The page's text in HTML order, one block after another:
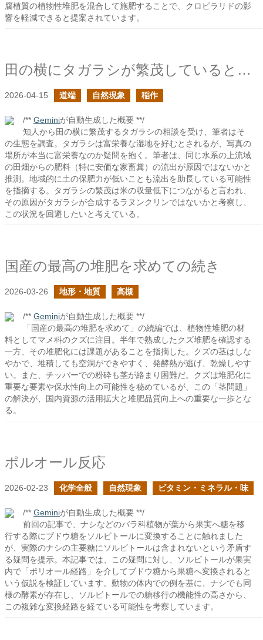
腐植質の植物性堆肥を混合して施肥することで、クロピラリドの影
響を軽減できると提案されています。
田の横にタガラシが繁茂していると困るよね
2026-04-15 道端 自然現象 稲作
/** Geminiが自動生成した概要 **/
知人から田の横に繁茂するタガラシの相談を受け、筆者はそ
の生態を調査。タガラシは富栄養な湿地を好むとされるが、写真の
場所が本当に富栄養なのか疑問を抱く。筆者は、同じ水系の上流域
の田畑からの肥料（特に安価な家畜糞）の流出が原因ではないかと
推測。地域的に土の保肥力が低いことも流出を助長している可能性
を指摘する。タガラシの繁茂は米の収量低下につながると言われ、
その原因がタガラシが合成するラヌンクリンではないかと考察し、
この状況を回避したいと考えている。
国産の最高の堆肥を求めての続き
2026-03-26 地形・地質 高槻
/** Geminiが自動生成した概要 **/
「国産の最高の堆肥を求めて」の続編では、植物性堆肥の材
料としてマメ科のクズに注目。半年で熟成したクズ堆肥を確認する
一方、その堆肥化には課題があることを指摘した。クズの茎はしな
やかで、堆積しても空洞ができやすく、発酵熱が逃げ、乾燥しやす
い。また、チッパーでの粉砕も茎が絡まり困難だ。クズは堆肥化に
重要な要素や保水性向上の可能性を秘めているが、この「茎問題」
の解決が、国内資源の活用拡大と堆肥品質向上への重要な一歩とな
る。
ポルオール反応
2026-02-23 化学全般 自然現象 ビタミン・ミネラル・味
/** Geminiが自動生成した概要 **/
前回の記事で、ナシなどのバラ科植物が葉から果実へ糖を移
行する際にブドウ糖をソルビトールに変換することに触れました
が、実際のナシの主要糖にソルビトールは含まれないという矛盾す
る疑問を提示。本記事では、この疑問に対し、ソルビトールが果実
内で「ポリオール経路」を介してブドウ糖から果糖へ変換されると
いう仮説を検証しています。動物の体内での例を基に、ナシでも同
様の酵素が存在し、ソルビトールでの糖移行の機能性の高さから、
この複雑な変換経路を経ている可能性を考察しています。